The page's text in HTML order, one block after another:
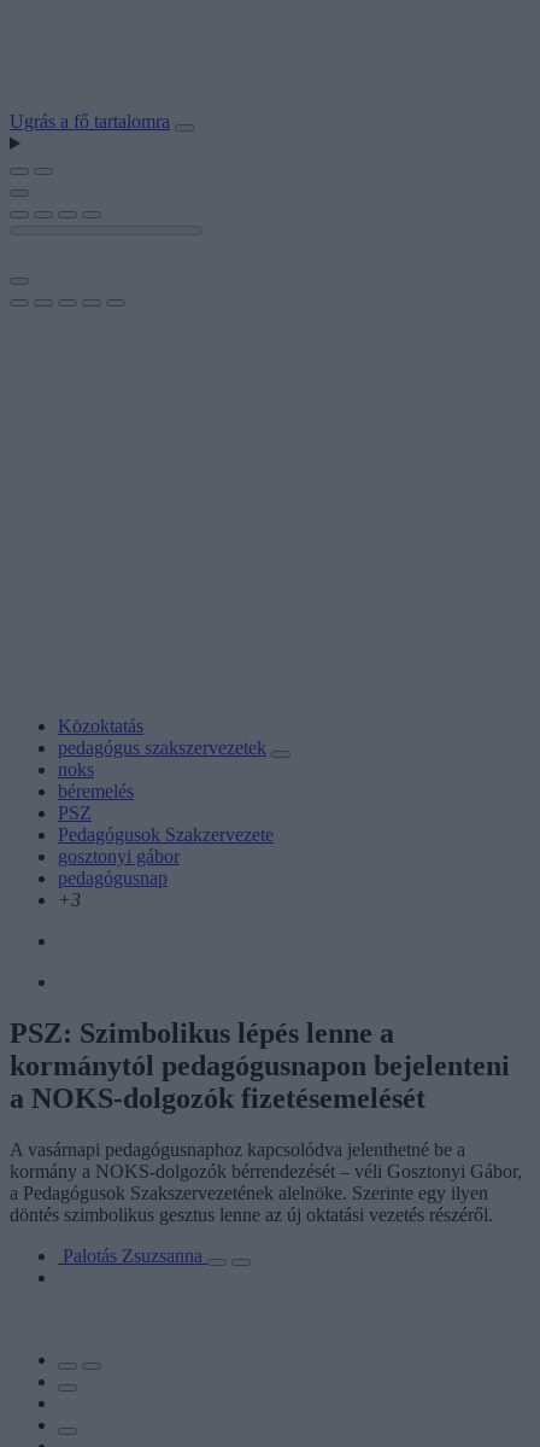
Ugrás a fő tartalomra
Közoktatás
pedagógus szakszervezetek
noks
béremelés
PSZ
Pedagógusok Szakzervezete
gosztonyi gábor
pedagógusnap
+3
PSZ: Szimbolikus lépés lenne a
kormánytól pedagógusnapon bejelenteni
a NOKS-dolgozók fizetésemelését
A vasárnapi pedagógusnaphoz kapcsolódva jelenthetné be a
kormány a NOKS-dolgozók bérrendezését – véli Gosztonyi Gábor,
a Pedagógusok Szakszervezetének alelnöke. Szerinte egy ilyen
döntés szimbolikus gesztus lenne az új oktatási vezetés részéről.
Palotás Zsuzsanna